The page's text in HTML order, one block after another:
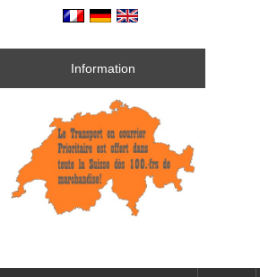
Information